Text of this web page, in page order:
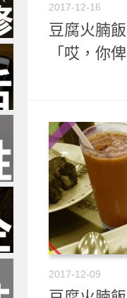
2017-12-16
豆腐火腩
「哎，你
2017-12-09